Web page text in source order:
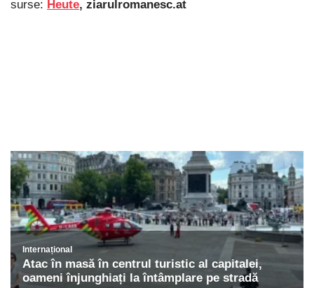
surse: Heute, ziarulromanesc.at